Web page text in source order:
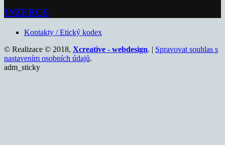
INZERCE
Kontakty / Etický kodex
© Realizace © 2018, Xcreative - webdesign. | Spravovat souhlas s
nastavením osobních údajů.
adm_sticky